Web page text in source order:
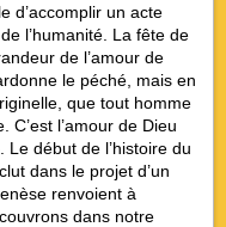
d’accomplir un acte
l’humanité. La fête de
de l’amour de
le péché, mais en
que tout homme
l’amour de Dieu
début de l’histoire du
dans le projet d’un
renvoient à
dans notre